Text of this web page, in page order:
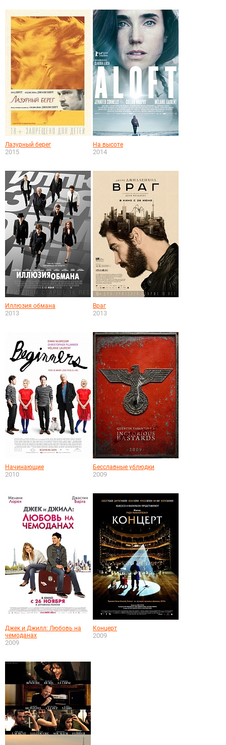
Лазурный берег
2015
На высоте
2014
Иллюзия обмана
2013
Враг
2013
Начинающие
2010
Бесславные ублюдки
2009
Джек и Джилл: Любовь на
чемоданах
2009
Концерт
2009